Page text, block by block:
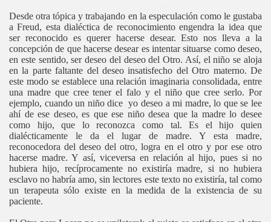
Desde otra tópica y trabajando en la especulación como le gustaba
a Freud, esta dialéctica de reconocimiento engendra la idea que
ser reconocido es querer hacerse desear. Esto nos lleva a la
concepción de que hacerse desear es intentar situarse como deseo,
en este sentido, ser deseo del deseo del Otro. Así, el niño se aloja
en la parte faltante del deseo insatisfecho del Otro materno. De
este modo se establece una relación imaginaria consolidada, entre
una madre que cree tener el falo y el niño que cree serlo. Por
ejemplo, cuando un niño dice yo deseo a mi madre, lo que se lee
ahí de ese deseo, es que ese niño desea que la madre lo desee
como hijo, que lo reconozca como tal. Es el hijo quien
dialécticamente le da el lugar de madre. Y esta madre,
reconocedora del deseo del otro, logra en el otro y por ese otro
hacerse madre. Y así, viceversa en relación al hijo, pues si no
hubiera hijo, recíprocamente no existiría madre, si no hubiera
esclavo no habría amo, sin lectores este texto no existiría, tal como
un terapeuta sólo existe en la medida de la existencia de su
paciente.